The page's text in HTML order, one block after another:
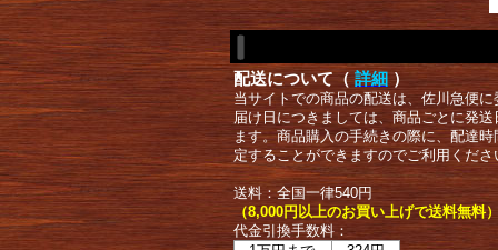
配送について（ 詳細 ）
当サイトでの商品の配送は、佐川急便
届け日につきましては、商品ごとに発
ます。商品購入の手続きの際に、配達
定することができますのでご利用くださ
送料：全国一律540円
（8,000円以上のお買い上げで送料無料
代金引換手数料：